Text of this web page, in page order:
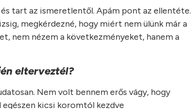
tart az ismeretlentől. Apám pont az ellentéte.
megkérdezné, hogy miért nem ülünk már a
nem nézem a következményeket, hanem a
elterveztél?
Nem volt bennem erős vágy, hogy
egészen kicsi koromtól kezdve